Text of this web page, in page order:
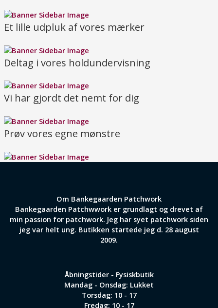
Et lille udpluk af vores mærker
Deltag i vores holdundervisning
Vi har gjordt det nemt for dig
Prøv vores egne mønstre
Om Bankegaarden Patchwork
Bankegaarden Patchwwork er grundlagt og drevet af
min passion for patchwork. Jeg har syet patchwork siden
jeg var helt ung. Butikken startede jeg d. 28 august
2009.
Åbningstider - Fysiskbutik
Mandag - Onsdag: Lukket
Torsdag: 10 - 17
Fredag: 10 - 17